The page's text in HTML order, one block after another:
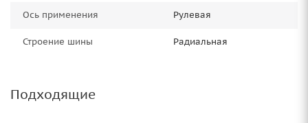
Ось применения Рулевая
Строение шины Радиальная
Подходящие